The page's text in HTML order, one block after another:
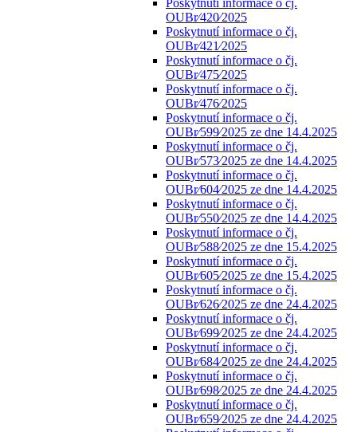
Poskytnutí informace o čj.
OUBr⁄420⁄2025
Poskytnutí informace o čj.
OUBr⁄421⁄2025
Poskytnutí informace o čj.
OUBr⁄475⁄2025
Poskytnutí informace o čj.
OUBr⁄476⁄2025
Poskytnutí informace o čj.
OUBr⁄599⁄2025 ze dne 14.4.2025
Poskytnutí informace o čj.
OUBr⁄573⁄2025 ze dne 14.4.2025
Poskytnutí informace o čj.
OUBr⁄604⁄2025 ze dne 14.4.2025
Poskytnutí informace o čj.
OUBr⁄550⁄2025 ze dne 14.4.2025
Poskytnutí informace o čj.
OUBr⁄588⁄2025 ze dne 15.4.2025
Poskytnutí informace o čj.
OUBr⁄605⁄2025 ze dne 15.4.2025
Poskytnutí informace o čj.
OUBr⁄626⁄2025 ze dne 24.4.2025
Poskytnutí informace o čj.
OUBr⁄699⁄2025 ze dne 24.4.2025
Poskytnutí informace o čj.
OUBr⁄684⁄2025 ze dne 24.4.2025
Poskytnutí informace o čj.
OUBr⁄698⁄2025 ze dne 24.4.2025
Poskytnutí informace o čj.
OUBr⁄659⁄2025 ze dne 24.4.2025